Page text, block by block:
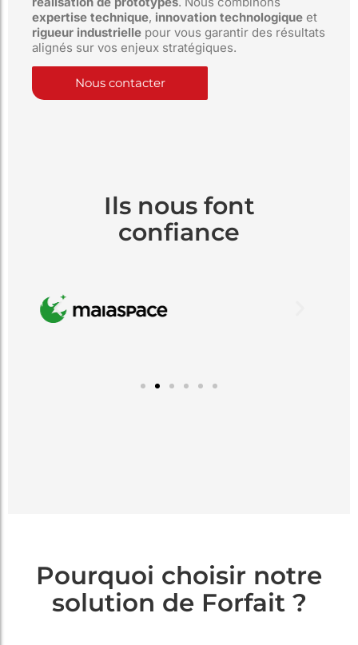
expertise technique, innovation technologique et
rigueur industrielle pour vous garantir des résultats
alignés sur vos enjeux stratégiques.
Nous contacter
Ils nous font
confiance
Pourquoi choisir notre
solution de Forfait ?